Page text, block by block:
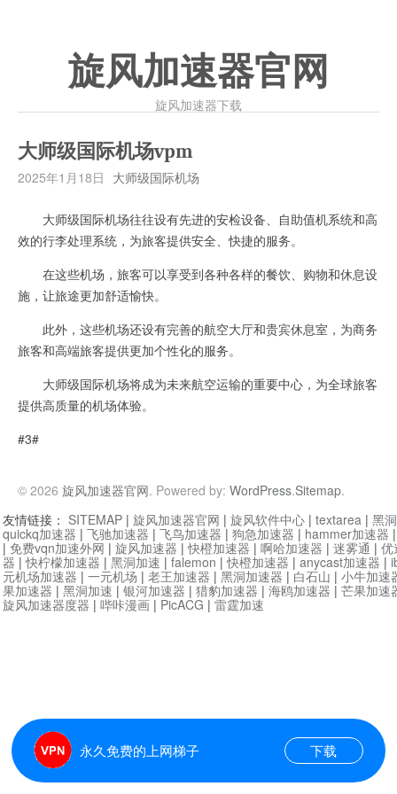
旋风加速器官网
旋风加速器下载
大师级国际机场vpm
2025年1月18日 大师级国际机场
大师级国际机场往往设有先进的安检设备、自助值机系统和高
效的行李处理系统，为旅客提供安全、快捷的服务。
在这些机场，旅客可以享受到各种各样的餐饮、购物和休息设
施，让旅途更加舒适愉快。
此外，这些机场还设有完善的航空大厅和贵宾休息室，为商务
旅客和高端旅客提供更加个性化的服务。
大师级国际机场将成为未来航空运输的重要中心，为全球旅客
提供高质量的机场体验。
#3#
© 2026 旋风加速器官网. Powered by: WordPress.Sitemap.
永久免费的上网梯子 下载
友情链接： SITEMAP | 旋风加速器官网 | 旋风软件中心 | textarea | 黑
quickq加速器 | 飞驰加速器 | 飞鸟加速器 | 狗急加速器 | hammer加速器
| 免费vqn加速外网 | 旋风加速器 |快橙加速器 | 啊哈加速器 | 迷雾通 | 优
器 |快柠檬加速器 | 黑洞加速 | falemon |快橙加速器 | anycast加速器 |
元机场加速器 | 一元机场 | 老王加速器 | 黑洞加速器 | 白石山 | 小牛加速
果加速器 | 黑洞加速 | 银河加速器 | 猎豹加速器 | 海鸥加速器 | 芒果加速
旋风加速器度器 | 哔咔漫画 | PicACG | 雷霆加速